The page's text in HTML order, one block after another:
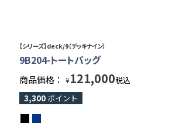
【シリーズ】deck/9（デッキナイン）
9B204-トートバッグ
商品価格： ¥121,000税込
3,300 ポイント